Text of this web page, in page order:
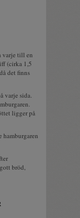
varje till en
(cirka 1,5
det finns
varje sida.
ligger på
hamburgaren
bröd,